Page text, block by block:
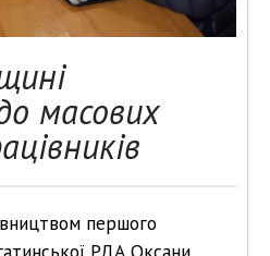
масових
першого